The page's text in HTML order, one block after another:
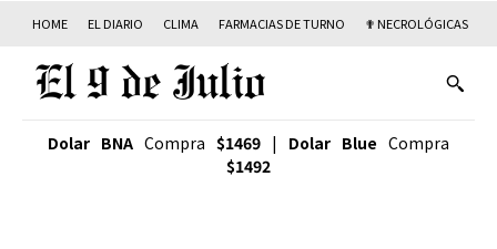
HOME EL DIARIO CLIMA FARMACIAS DE TURNO ✟ NECROLÓGICAS
Dolar BNA Compra $1469 | Dolar Blue Compra
$1492